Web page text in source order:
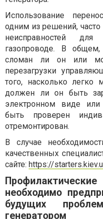
Использование
одним из решений,
неисправностей
газопроводе. В
сломан ли он или
перезагрузки
того, насколько
должен ли он быть
электронном виде
быть проверен
отремонтирован.
В случае
качественных
сайте: https://
необходимо
будущих
генератором